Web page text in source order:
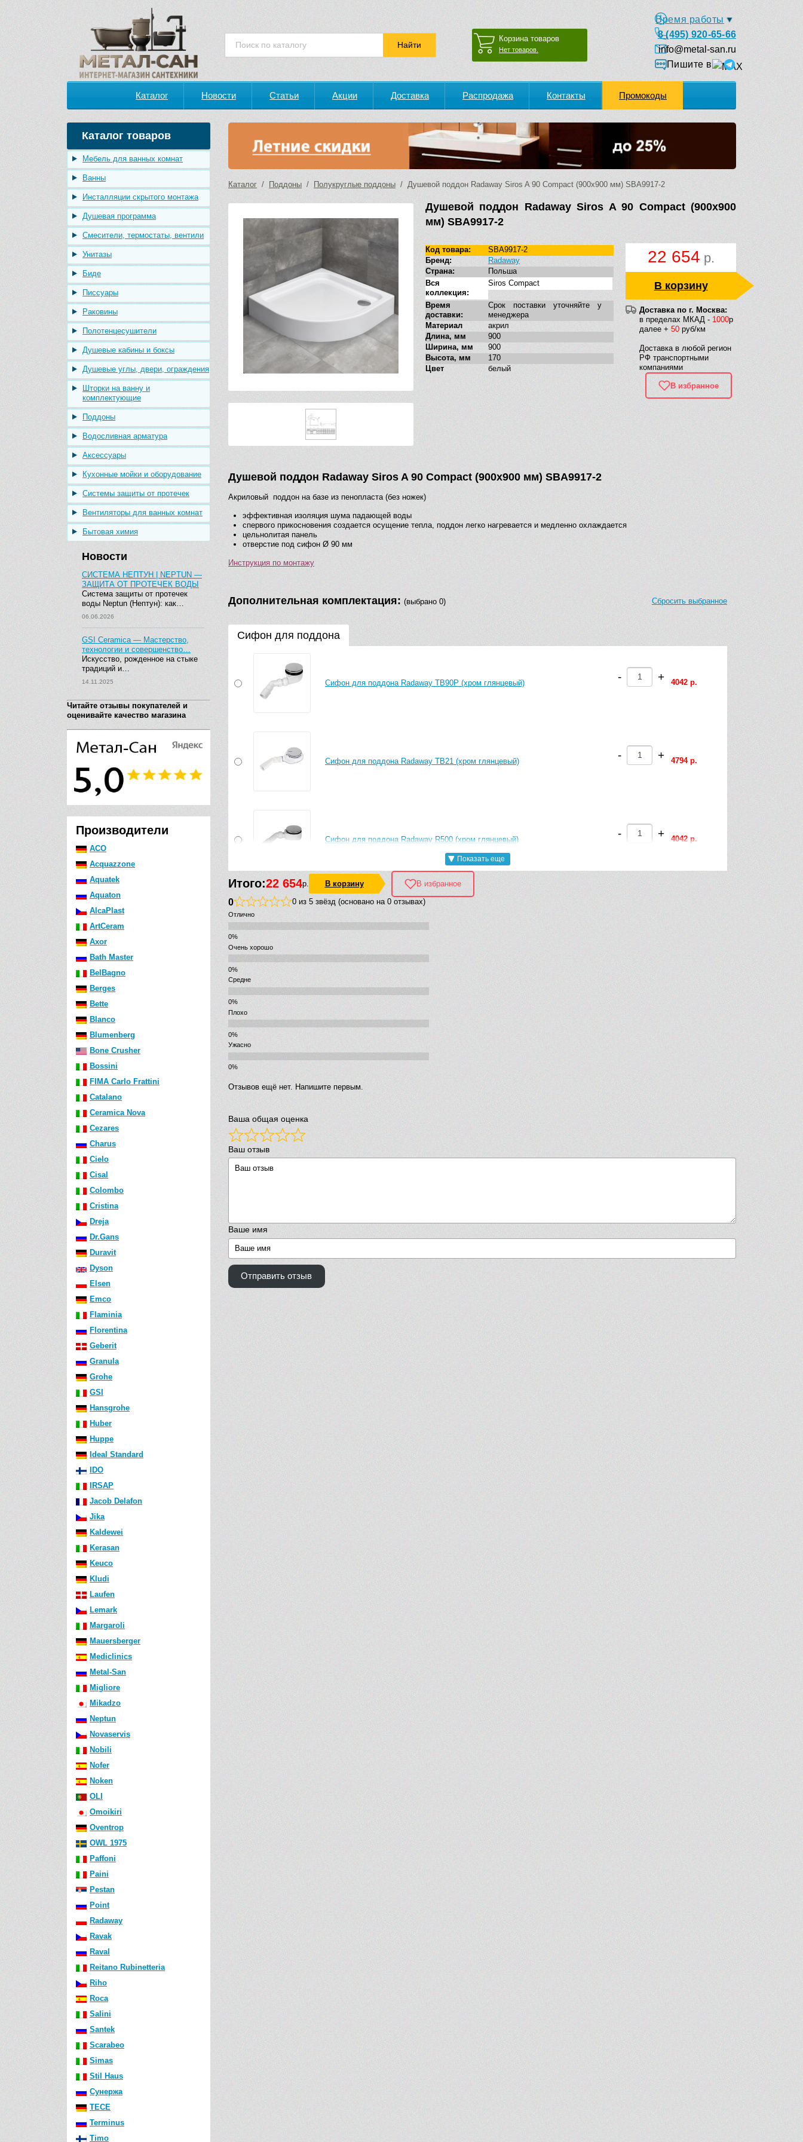
Корзина товаров
Нет товаров.
Время работы
8 (495) 920-65-66
info@metal-san.ru
Пишите в
Каталог Новости Статьи Акции Доставка Распродажа Контакты Промокоды
Каталог товаров
Мебель для ванных комнат
Ванны
Инсталляции скрытого монтажа
Душевая программа
Смесители, термостаты, вентили
Унитазы
Биде
Писсуары
Раковины
Полотенцесушители
Душевые кабины и боксы
Душевые углы, двери, ограждения
Шторки на ванну и
комплектующие
Поддоны
Водосливная арматура
Аксессуары
Кухонные мойки и оборудование
Системы защиты от протечек
Вентиляторы для ванных комнат
Бытовая химия
Новости
СИСТЕМА НЕПТУН | NEPTUN —
ЗАЩИТА ОТ ПРОТЕЧЕК ВОДЫ
Система защиты от протечек
воды Neptun (Нептун): как…
06.06.2026
GSI Ceramica — Мастерство,
технологии и совершенство…
Искусство, рожденное на стыке
традиций и…
14.11.2025
Читайте отзывы покупателей и
оценивайте качество магазина
Производители
ACO
Acquazzone
Aquatek
Aquaton
AlcaPlast
ArtCeram
Axor
Bath Master
BelBagno
Berges
Bette
Blanco
Blumenberg
Bone Crusher
Bossini
FIMA Carlo Frattini
Catalano
Ceramica Nova
Cezares
Charus
Cielo
Cisal
Colombo
Cristina
Dreja
Dr.Gans
Duravit
Dyson
Elsen
Emco
Flaminia
Florentina
Geberit
Granula
Grohe
GSI
Hansgrohe
Huber
Huppe
Ideal Standard
IDO
IRSAP
Jacob Delafon
Jika
Kaldewei
Kerasan
Keuco
Kludi
Laufen
Lemark
Margaroli
Mauersberger
Mediclinics
Metal-San
Migliore
Mikadzo
Neptun
Novaservis
Nobili
Nofer
Noken
OLI
Omoikiri
Oventrop
OWL 1975
Paffoni
Paini
Pestan
Point
Radaway
Ravak
Raval
Reitano Rubinetteria
Riho
Roca
Salini
Santek
Scarabeo
Simas
Stil Haus
Сунержа
TECE
Terminus
Timo
Каталог / Поддоны / Полукруглые поддоны / Душевой поддон Radaway Siros A 90 Compact (900х900 мм) SBA9917-2
Душевой поддон Radaway Siros A 90 Compact (900х900
мм) SBA9917-2
22 654 р.
В корзину
Доставка по г. Москва:
в пределах МКАД - 1000р
далее + 50 руб/км
Доставка в любой регион
РФ транспортными
компаниями
В избранное
Код товара:
SBA9917-2
Бренд:
Radaway
Страна:
Польша
Вся
коллекция:
Siros Compact
Время
доставки:
Срок поставки уточняйте у
менеджера
Материал
акрил
Длина, мм
900
Ширина, мм
900
Высота, мм
170
Цвет
белый
Душевой поддон Radaway Siros A 90 Compact (900х900 мм) SBA9917-2
Акриловый поддон на базе из пенопласта (без ножек)
эффективная изоляция шума падающей воды
спервого прикосновения создается осущение тепла, поддон легко нагревается и медленно охлаждается
цельнолитая панель
отверстие под сифон Ø 90 мм
Инструкция по монтажу
Дополнительная комплектация: (выбрано 0) Сбросить выбранное
Сифон для поддона
Сифон для поддона Radaway TB90P (хром глянцевый) - + 4042 р.
Сифон для поддона Radaway TB21 (хром глянцевый) - + 4794 р.
Сифон для поддона Radaway R500 (хром глянцевый) - + 4042 р.
Показать еще
Итого:22 654р. В корзину В избранное
0 0 из 5 звёзд (основано на 0 отзывах)
Отлично
Очень хорошо
Средне
Плохо
Ужасно
Отзывов ещё нет. Напишите первым.
Ваша общая оценка
Ваш отзыв
Ваше имя
Отправить отзыв